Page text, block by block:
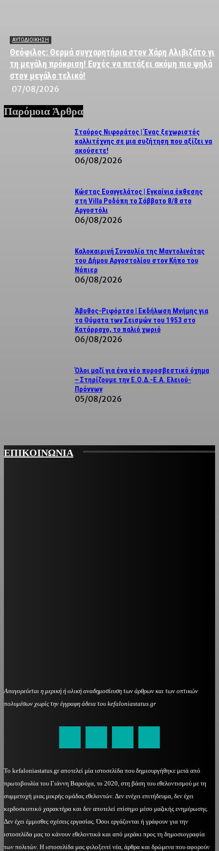
ΑΥΤΟΔΙΟΙΚΗΣΗ
Θεόφιλος: Θερμά συγχαρητήρια στον Χάρη Αλιβιζάτο για
τη μεγάλη πρόκριση! Ευχές να πετάξει ακόμη πιο ψηλά
στον μεγάλο τελικό!
07/08/2026
Παρόμοια Άρθρα
Σταύρος Νιφοράτος | Ένας ξεχωριστός
καλλιτέχνης σε μια συζήτηση που αξίζει να
ακούσετε!
06/08/2026
Κώστας Ευαγγελάτος | Εγκαίνια έκθεσης
στη Villa Ροδόπη το Σάββατο 8/8 στο
Αργοστόλι
06/08/2026
Καλοκαιρινή Συναυλία της Μαντολινάτας
του Δήμου Αργοστολίου στον Κήπο του
Νάπιερ
06/08/2026
Άβυθος-Ριφόρτσο | Εκδήλωση Μνήμης για
τα Θύματα των Σεισμών του 1953 στο
Κατάρραχο, το παλιό χωριό
06/08/2026
Όλοι μαζί για ένα νέο πυροσβεστικό όχημα
– Στηρίζουμε την Ε.Ο.Δ.-Ε.Α. Ελειού-
Πρόννων
05/08/2026
ΕΠΙΚΟΙΝΩΝΙΑ
Απαγορεύεται η μερική ή ολική αναδημοσίευση των άρθρων και των οπτικών
πολυμέσων χωρίς την έγγραφη άδεια του kefaloniastatus.gr
Το kefaloniastatus.gr αποτελεί μία ιστοσελίδα που δημιουργήθηκε μετά από
πρωτοβουλία του Γιάννη Βαρούχα, το 2020, στη βάση του εθελοντισμού με τη
συμμετοχή μιας μικρής ομάδας εθελοντών. Δεν ενέχει επιτήδευμα, δεν έχει
κερδοσκοπικό χαρακτήρα και δεν αποτελεί επίσημο μέσο μαζικής ενημέρωσης.
Δεν έχει έμμισθες σχέσεις εργασίας. Όσοι εργάζονται ή γράφουν για την
ιστοσελίδα μας το κάνουν εθελοντικά και από μεράκι προς τη δημοσιογραφία
των πολιτών. Η ιστοσελίδα μας φιλοξενεί νέα, άρθρα και δρώμενα που αφορούν